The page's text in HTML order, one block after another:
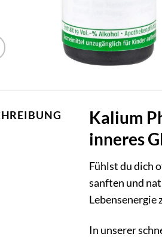
Kalium
inneres
Fühlst du dich
sanften und
In unserer